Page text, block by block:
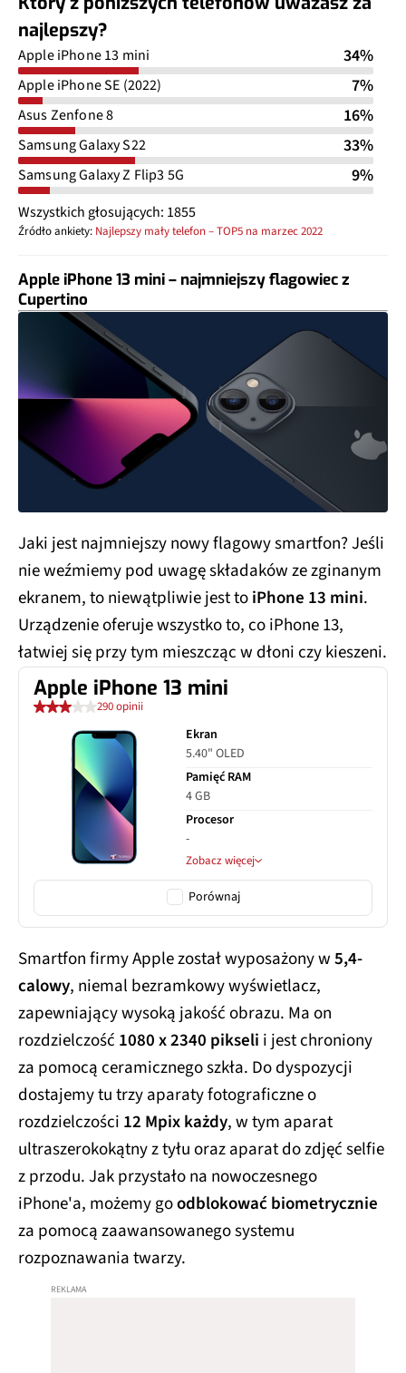
najlepszy?
Apple iPhone 13 mini 34%
Apple iPhone SE (2022) 7%
Asus Zenfone 8 16%
Samsung Galaxy S22 33%
Samsung Galaxy Z Flip3 5G 9%
Wszystkich głosujących: 1855
Źródło ankiety: Najlepszy mały telefon – TOP5 na marzec 2022
Apple iPhone 13 mini – najmniejszy flagowiec z
Cupertino
Jaki jest najmniejszy nowy flagowy smartfon? Jeśli
nie weźmiemy pod uwagę składaków ze zginanym
ekranem, to niewątpliwie jest toiPhone 13 mini.
Urządzenie oferuje wszystko to, co iPhone 13,
łatwiej się przy tym mieszcząc w dłoni czy kieszeni.
Apple iPhone 13 mini
290 opinii
Ekran
5.40" OLED
Pamięć RAM
4 GB
Procesor
-
Zobacz więcej
Porównaj
Smartfon firmy Apple został wyposażony w5,4-
calowy, niemal bezramkowy wyświetlacz,
zapewniający wysoką jakość obrazu. Ma on
rozdzielczość 1080 x 2340 pikseli i jest chroniony
za pomocą ceramicznego szkła. Do dyspozycji
dostajemy tu trzy aparaty fotograficzne o
rozdzielczości 12 Mpix każdy, w tym aparat
ultraszerokokątny z tyłu oraz aparat do zdjęć selfie
z przodu. Jak przystało na nowoczesnego
iPhone'a, możemy goodblokować biometrycznie
za pomocą zaawansowanego systemu
rozpoznawania twarzy.